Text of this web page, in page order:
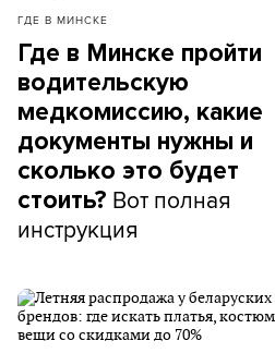
ГДЕ В МИНСКЕ
Где в Минске пройти
водительскую
медкомиссию, какие
документы нужны и
сколько это будет
стоить? Вот полная
инструкция